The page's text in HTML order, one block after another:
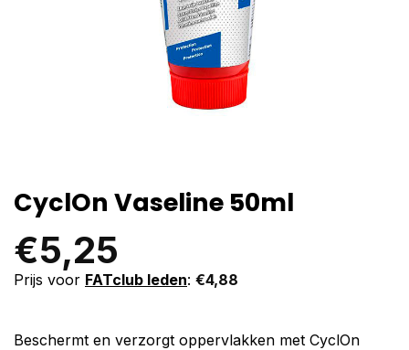
CyclOn Vaseline 50ml
€5,25
Prijs voor FATclub leden: €4,88
Beschermt en verzorgt oppervlakken met CyclOn